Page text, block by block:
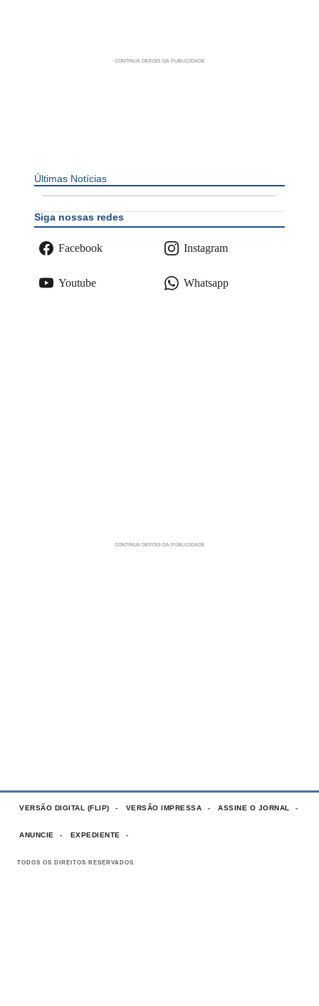
Últimas Notícias
Siga nossas redes
Facebook Instagram
Youtube Whatsapp
VERSÃO DIGITAL (FLIP) VERSÃO IMPRESSA ASSINE O JORNAL
ANUNCIE EXPEDIENTE
TODOS OS DIREITOS RESERVADOS